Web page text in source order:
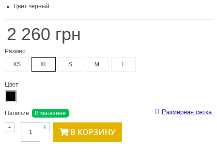
Цвет черный
2 260 грн
Размер
XS
XL S M L
Цвет
Наличие: В магазине Размерная сетка
- + В КОРЗИНУ